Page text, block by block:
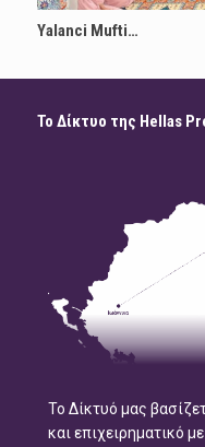
Yalanci Mufti…
Το Δίκτυο της Hellas
Το Δίκτυό μας
και επιχειρηματικό